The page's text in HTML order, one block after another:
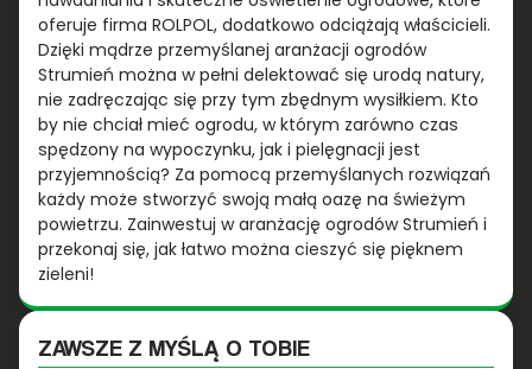
oferuje firma ROLPOL, dodatkowo odciążają właścicieli.
Dzięki mądrze przemyślanej aranżacji ogrodów
Strumień można w pełni delektować się urodą natury,
nie zadręczając się przy tym zbędnym wysiłkiem. Kto
by nie chciał mieć ogrodu, w którym zarówno czas
spędzony na wypoczynku, jak i pielęgnacji jest
przyjemnością? Za pomocą przemyślanych rozwiązań
każdy może stworzyć swoją małą oazę na świeżym
powietrzu. Zainwestuj w aranżację ogrodów Strumień i
przekonaj się, jak łatwo można cieszyć się pięknem
zieleni!
ZAWSZE Z MYŚLĄ O TOBIE